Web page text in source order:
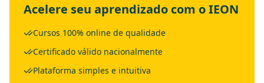
Acelere seu aprendizado com o IEON
Cursos 100% online de qualidade
Certificado válido nacionalmente
Plataforma simples e intuitiva